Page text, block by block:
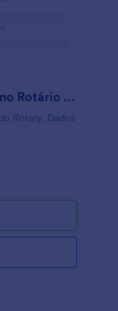
Cadastro De Presidentes Ano Rotário 2021 22
Rotary. Dados